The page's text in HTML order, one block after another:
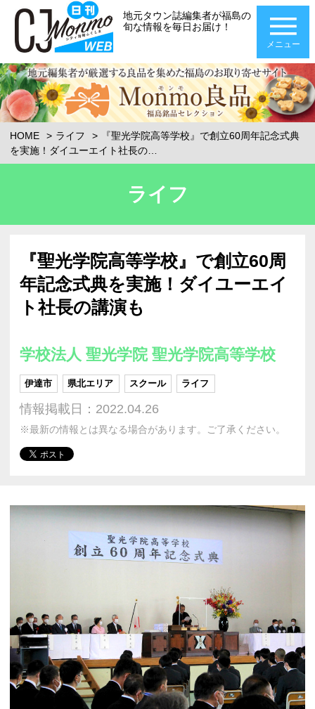
地元タウン誌編集者が福島の
旬な情報を毎日お届け！
メニュー
HOME ライフ
『聖光学院高等学校』で創立60周年記念式典
を実施！ダイユーエイト社長の…
ライフ
『聖光学院高等学校』で創立60周
年記念式典を実施！ダイユーエイ
ト社長の講演も
学校法人 聖光学院 聖光学院高等学校
伊達市 県北エリア スクール ライフ
情報掲載日：2022.04.26
※最新の情報とは異なる場合があります。ご了承ください。